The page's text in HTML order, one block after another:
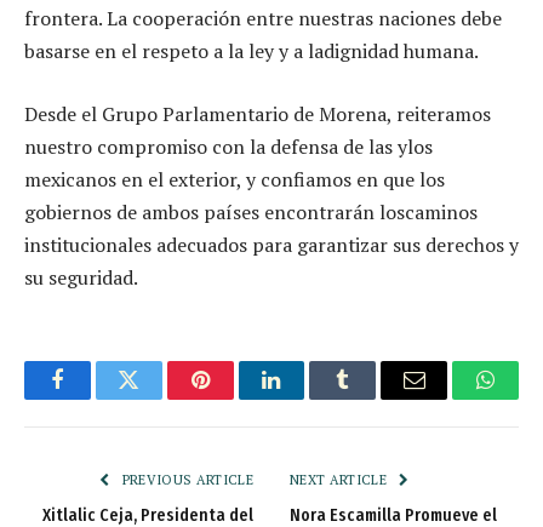
frontera. La cooperación entre nuestras naciones debe
basarse en el respeto a la ley y a ladignidad humana.
Desde el Grupo Parlamentario de Morena, reiteramos
nuestro compromiso con la defensa de las ylos
mexicanos en el exterior, y confiamos en que los
gobiernos de ambos países encontrarán loscaminos
institucionales adecuados para garantizar sus derechos y
su seguridad.
FacebookTwitter PinterestLinkedInTumblr Email
PREVIOUS ARTICLE
Xitlalic Ceja, Presidenta del
NEXT ARTICLE
Nora Escamilla Promueve el